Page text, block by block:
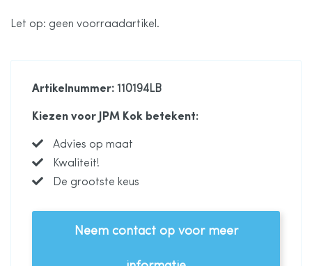
Let op: geen voorraadartikel.
Artikelnummer: 110194LB
Kiezen voor JPM Kok betekent:
Advies op maat
Kwaliteit!
De grootste keus
Neem contact op voor meer